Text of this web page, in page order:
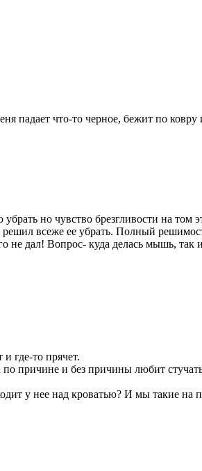
падает что-то черное, бежит по ковру
но чувство брезгливости на том
решил всеже ее убрать. Полный
дал! Вопрос- куда делась мышь, так и
где-то прячет.
причине и без причины любит
у нее над кроватью? И мы такие на